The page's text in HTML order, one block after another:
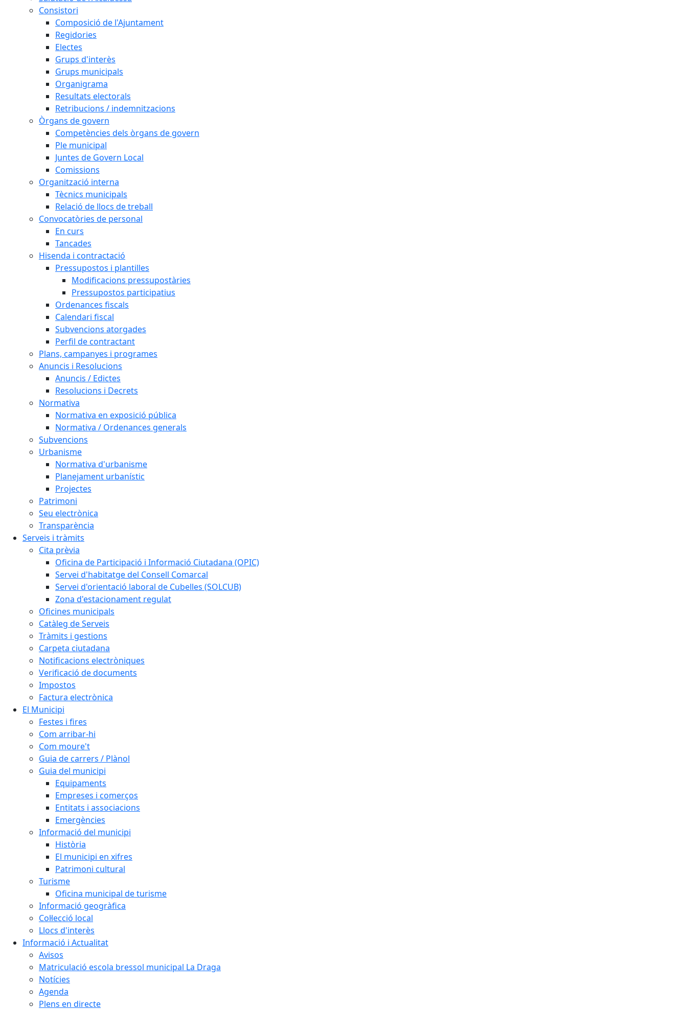
Consistori
Composició de l'Ajuntament
Regidories
Electes
Grups d'interès
Grups municipals
Organigrama
Resultats electorals
Retribucions / indemnitzacions
Òrgans de govern
Competències dels òrgans de govern
Ple municipal
Juntes de Govern Local
Comissions
Organització interna
Tècnics municipals
Relació de llocs de treball
Convocatòries de personal
En curs
Tancades
Hisenda i contractació
Pressupostos i plantilles
Modificacions pressupostàries
Pressupostos participatius
Ordenances fiscals
Calendari fiscal
Subvencions atorgades
Perfil de contractant
Plans, campanyes i programes
Anuncis i Resolucions
Anuncis / Edictes
Resolucions i Decrets
Normativa
Normativa en exposició pública
Normativa / Ordenances generals
Subvencions
Urbanisme
Normativa d'urbanisme
Planejament urbanístic
Projectes
Patrimoni
Seu electrònica
Transparència
Serveis i tràmits
Cita prèvia
Oficina de Participació i Informació Ciutadana (OPIC)
Servei d'habitatge del Consell Comarcal
Servei d'orientació laboral de Cubelles (SOLCUB)
Zona d'estacionament regulat
Oficines municipals
Catàleg de Serveis
Tràmits i gestions
Carpeta ciutadana
Notificacions electròniques
Verificació de documents
Impostos
Factura electrònica
El Municipi
Festes i fires
Com arribar-hi
Com moure't
Guia de carrers / Plànol
Guia del municipi
Equipaments
Empreses i comerços
Entitats i associacions
Emergències
Informació del municipi
Història
El municipi en xifres
Patrimoni cultural
Turisme
Oficina municipal de turisme
Informació geogràfica
Col·lecció local
Llocs d'interès
Informació i Actualitat
Avisos
Matriculació escola bressol municipal La Draga
Notícies
Agenda
Plens en directe